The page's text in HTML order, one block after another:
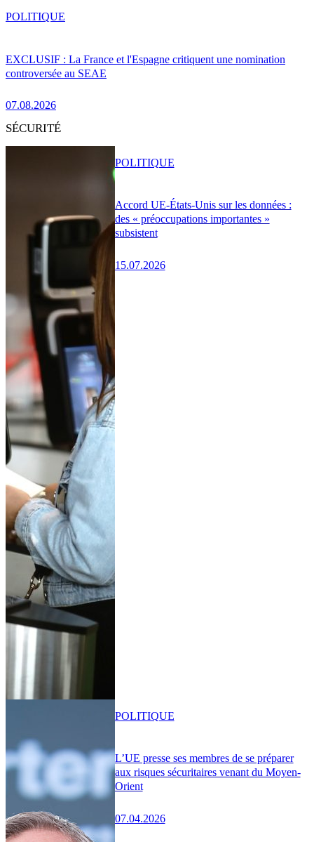
EXCLUSIF : La France et l'Espagne critiquent une nomination
controversée au SEAE
07.08.2026
POLITIQUE
SÉCURITÉ
Accord UE-États-Unis sur les données :
des « préoccupations importantes »
subsistent
15.07.2026
POLITIQUE
L’UE presse ses membres de se préparer
aux risques sécuritaires venant du Moyen-
Orient
07.04.2026
POLITIQUE